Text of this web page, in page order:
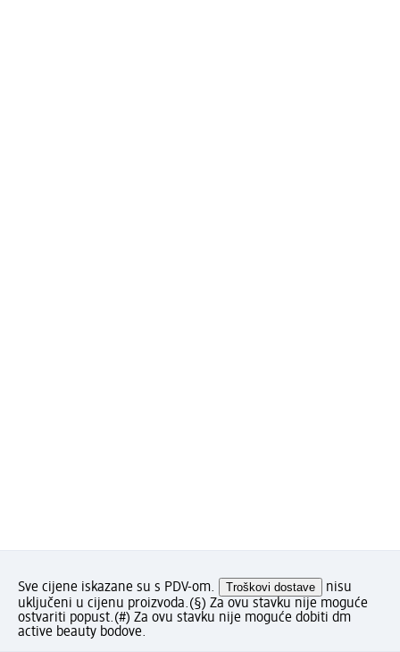
Sve cijene iskazane su s PDV-om. Troškovi dostave
nisu
uključeni u cijenu proizvoda.(§) Za ovu stavku nije moguće
ostvariti popust.(#) Za ovu stavku nije moguće dobiti dm
active beauty bodove.